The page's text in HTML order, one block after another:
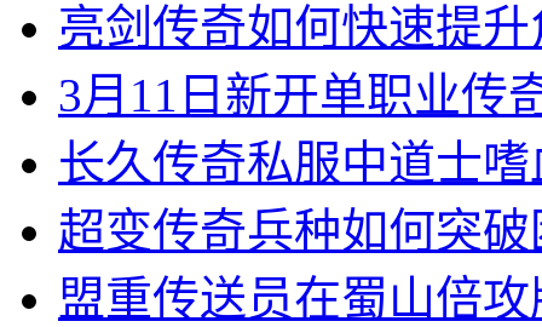
亮剑传奇如何快速提
3月11日新开单职业传
长久传奇私服中道士
超变传奇兵种如何突
盟重传送员在蜀山倍